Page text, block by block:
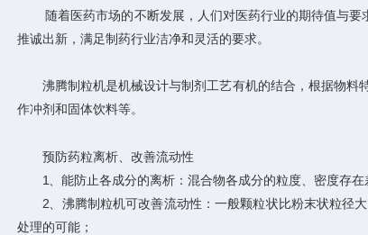
随着医药市场的不断发展，人们对医药行业的期待值与要
推诚出新，满足制药行业洁净和灵活的要求。
沸腾制粒机是机械设计与制剂工艺有机的结合，根据物料特
作冲剂和固体饮料等。
预防药粒离析、改善流动性
1、能防止各成分的离析：混合物各成分的粒度、密度存在
2、沸腾制粒机可改善流动性：一般颗粒状比粉末状粒径大
处理的可能；